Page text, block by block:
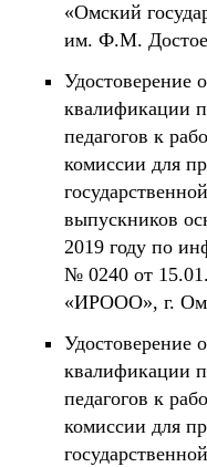
«Омский
им. Ф.М.
Удостоверение
квалификации
педагогов к
комиссии для
выпускников
2019 году по
№ 0240 от
«ИРООО», г.
Удостоверение
квалификации
педагогов к
комиссии для